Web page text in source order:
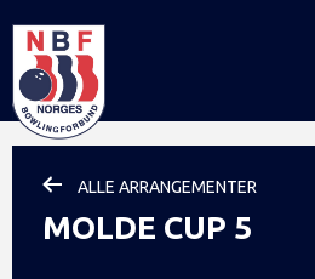
ALLE ARRANGEMENTER
MOLDE CUP 5